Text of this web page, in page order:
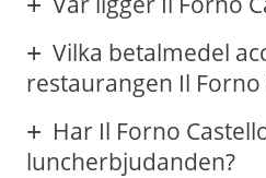
Vilka betalmedel
restaurangen Il Forno
Har Il Forno
luncherbjudanden?